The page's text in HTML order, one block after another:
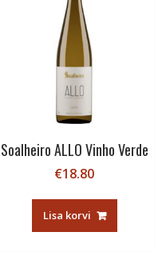
Soalheiro ALLO Vinho Verde
€18.80
Lisa korvi